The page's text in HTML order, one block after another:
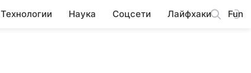
Технологии Наука Соцсети Лайфхаки Fun